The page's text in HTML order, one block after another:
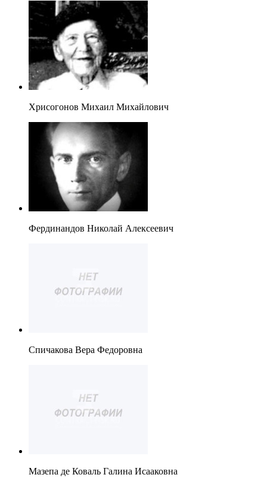
Хрисогонов Михаил Михайлович
Фердинандов Николай Алексеевич
Спичакова Вера Федоровна
Мазепа де Коваль Галина Исааковна